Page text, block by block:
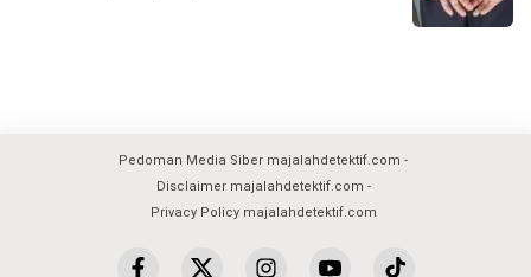
Pedoman Media Siber majalahdetektif.com
Disclaimer majalahdetektif.com
Privacy Policy majalahdetektif.com